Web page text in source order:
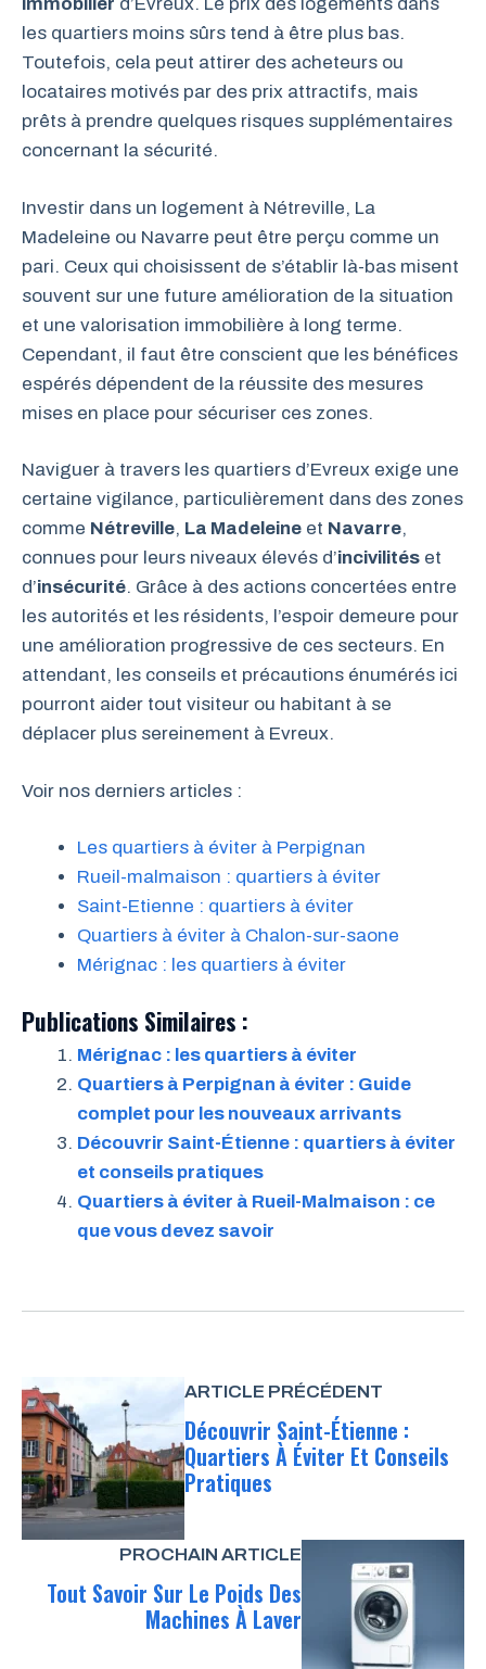
les quartiers moins sûrs tend à être plus bas.
Toutefois, cela peut attirer des acheteurs ou
locataires motivés par des prix attractifs, mais
prêts à prendre quelques risques supplémentaires
concernant la sécurité.
Investir dans un logement à Nétreville, La
Madeleine ou Navarre peut être perçu comme un
pari. Ceux qui choisissent de s’établir là-bas misent
souvent sur une future amélioration de la situation
et une valorisation immobilière à long terme.
Cependant, il faut être conscient que les bénéfices
espérés dépendent de la réussite des mesures
mises en place pour sécuriser ces zones.
Naviguer à travers les quartiers d’Evreux exige une
certaine vigilance, particulièrement dans des zones
comme Nétreville, La Madeleine et Navarre,
connues pour leurs niveaux élevés d’incivilités et
d’insécurité. Grâce à des actions concertées entre
les autorités et les résidents, l’espoir demeure pour
une amélioration progressive de ces secteurs. En
attendant, les conseils et précautions énumérés ici
pourront aider tout visiteur ou habitant à se
déplacer plus sereinement à Evreux.
Voir nos derniers articles :
Les quartiers à éviter à Perpignan
Rueil-malmaison : quartiers à éviter
Saint-Etienne : quartiers à éviter
Quartiers à éviter à Chalon-sur-saone
Mérignac : les quartiers à éviter
Publications Similaires :
Mérignac : les quartiers à éviter
Quartiers à Perpignan à éviter : Guide
complet pour les nouveaux arrivants
Découvrir Saint-Étienne : quartiers à éviter
et conseils pratiques
Quartiers à éviter à Rueil-Malmaison : ce
que vous devez savoir
ARTICLE PRÉCÉDENT
Découvrir Saint-Étienne :
Quartiers À Éviter Et Conseils
Pratiques
PROCHAIN ARTICLE
Tout Savoir Sur Le Poids Des
Machines À Laver